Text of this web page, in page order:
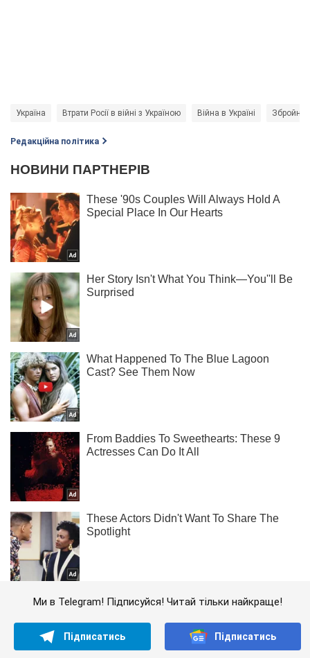
Україна Втрати Росії в війні з Україною Війна в Україні Збройні
Редакційна політика
Ми в Telegram! Підписуйся! Читай тільки найкраще!
Підписатись Підписатись